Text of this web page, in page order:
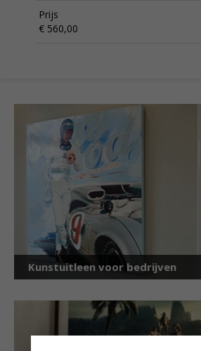
Prijs
€ 560,00
Kunstuitleen voor bedrijven